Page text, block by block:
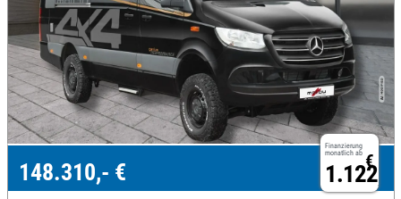
Finanzierung
monatlich ab €
1.122,-
148.310,- €